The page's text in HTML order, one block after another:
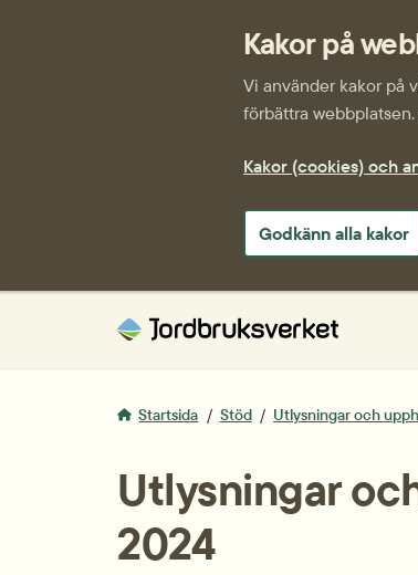
Kakor på
Vi använder kakor på
förbättra
Kakor (cookies) och
Godkänn alla kakor
Startsida Stöd Utlysningar och
Utlysningar
2024